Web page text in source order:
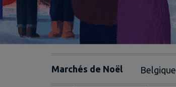
Marchés de Noël Belgique